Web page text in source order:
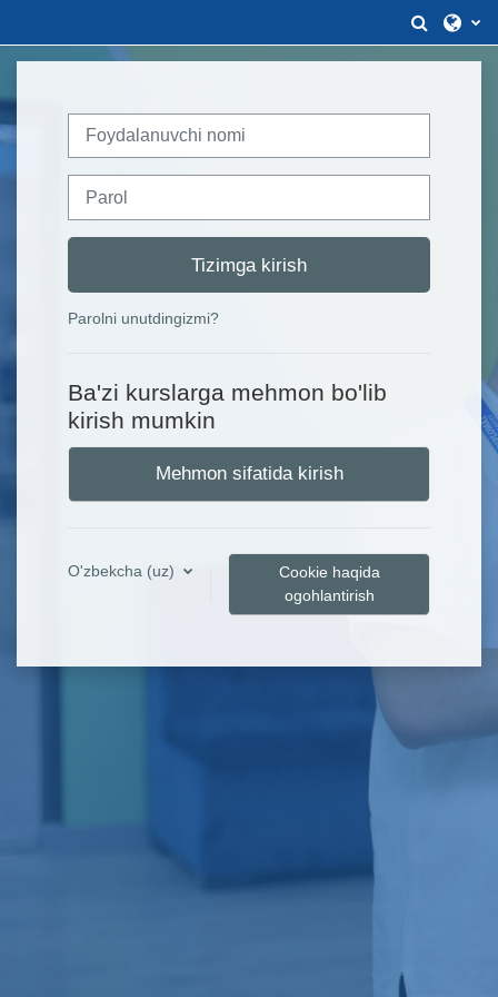
Izlash
Foydalanuvchi nomi
Tizimga kirish
Parolni unutdingizmi?
Ba'zi kurslarga mehmon bo'lib
kirish mumkin
Mehmon sifatida kirish
O'zbekcha ‎(uz)‎
Cookie haqida
ogohlantirish